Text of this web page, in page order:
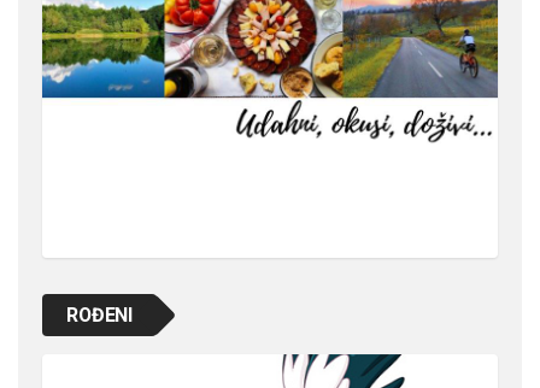
ROĐENI